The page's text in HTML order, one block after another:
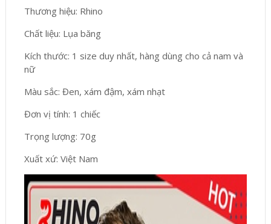
Thương hiệu: Rhino
Chất liệu: Lụa băng
Kích thước: 1 size duy nhất, hàng dùng cho cả nam và
nữ
Màu sắc: Đen, xám đậm, xám nhạt
Đơn vị tính: 1 chiếc
Trọng lượng: 70g
Xuất xứ: Việt Nam